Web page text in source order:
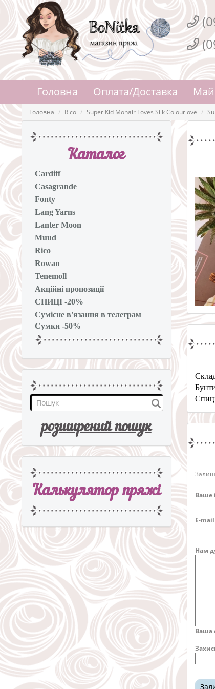
Головна Оплата/Доставка
Головна Rico Super Kid Mohair Loves Silk Colourlove
Каталог
Cardiff
Casagrande
Fonty
Lang Yarns
Lanter Moon
Muud
Rico
Rowan
Tenemoll
Акційні пропозиції
СПИЦІ -20%
Сумісне в'язання в телеграм
Сумки -50%
розширений пошук
Калькулятор пряжi Ваше
E-mail
Нам
Ваша